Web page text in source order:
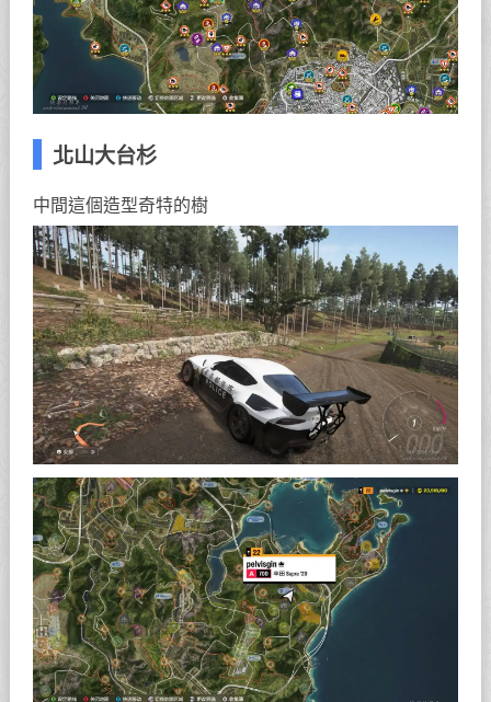
北山大台杉
中間這個造型奇特的樹